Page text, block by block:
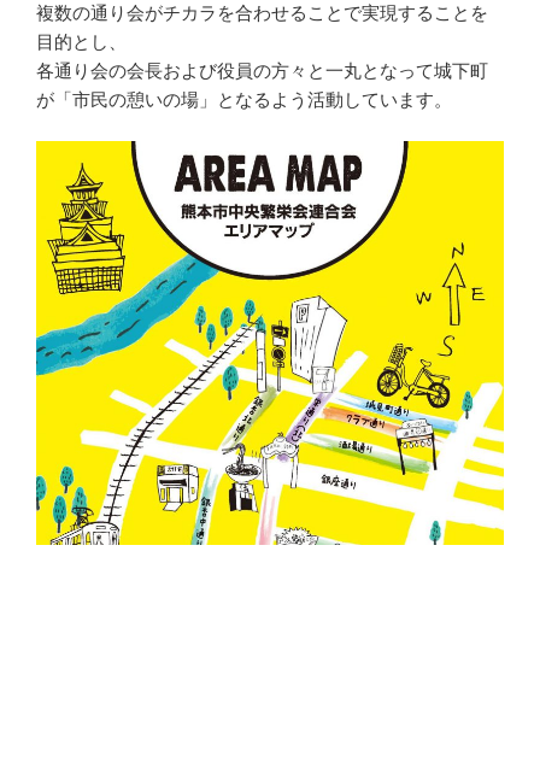
複数の通り会がチカラを合わせることで実現することを
目的とし、
各通り会の会長および役員の方々と一丸となって城下町
が「市民の憩いの場」となるよう活動しています。